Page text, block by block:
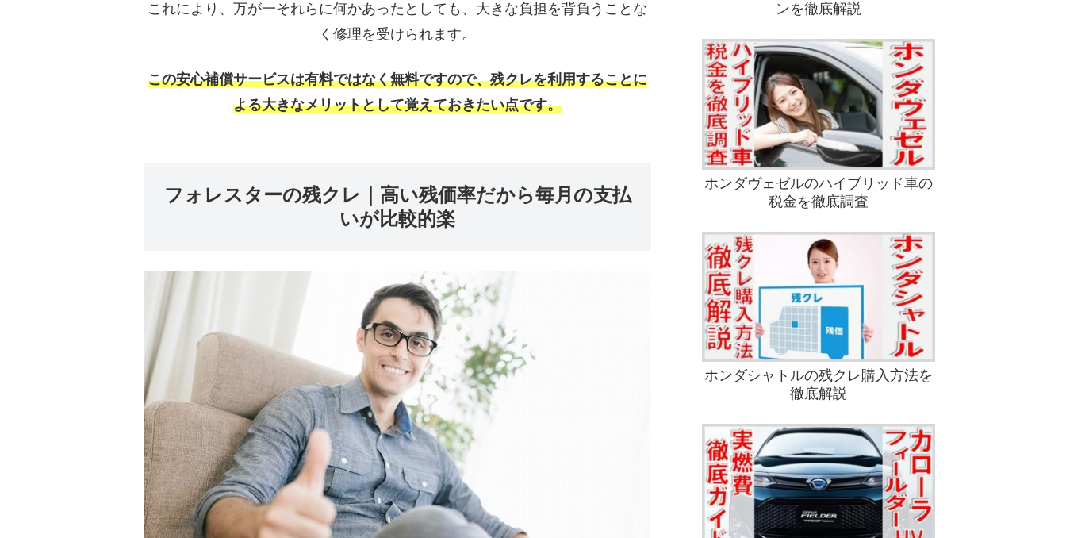
これにより、万が一それらに何かあったとしても、大きな負担を背負うことな
く修理を受けられます。
この安心補償サービスは有料ではなく無料ですので、残クレを利用することに
よる大きなメリットとして覚えておきたい点です。
フォレスターの残クレ｜高い残価率だから毎月の支払
いが比較的楽
ンを徹底解説
ホンダヴェゼルのハイブリッド車の
税金を徹底調査
ホンダシャトルの残クレ購入方法を
徹底解説